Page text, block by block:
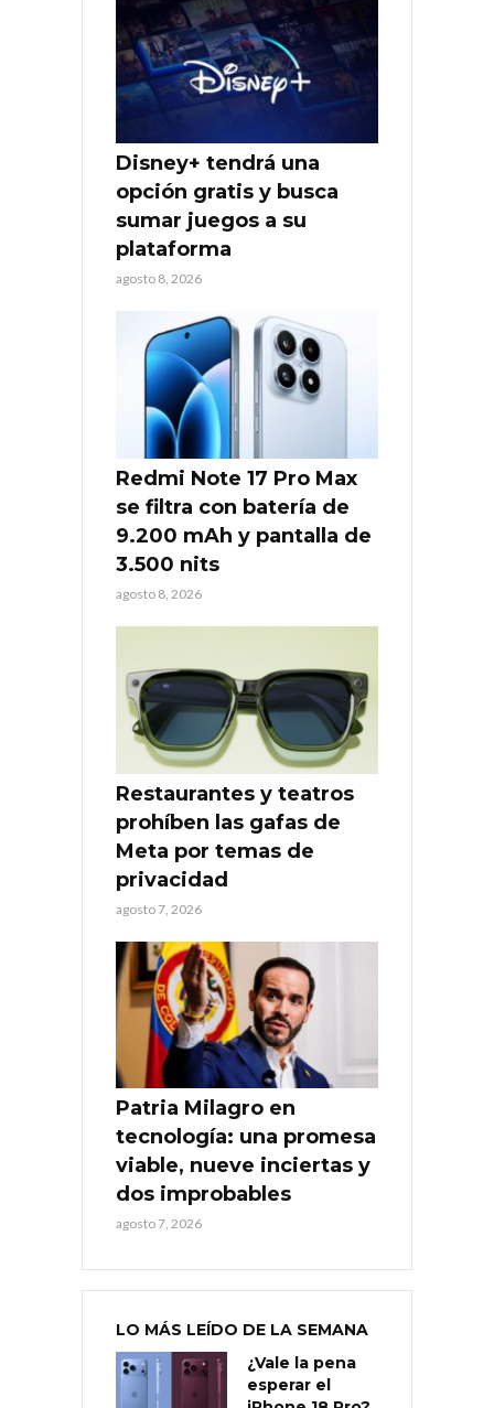
Disney+ tendrá una
opción gratis y busca
sumar juegos a su
plataforma
agosto 8, 2026
Redmi Note 17 Pro Max
se filtra con batería de
9.200 mAh y pantalla de
3.500 nits
agosto 8, 2026
Restaurantes y teatros
prohíben las gafas de
Meta por temas de
privacidad
agosto 7, 2026
Patria Milagro en
tecnología: una promesa
viable, nueve inciertas y
dos improbables
agosto 7, 2026
LO MÁS LEÍDO DE LA SEMANA
¿Vale la pena
esperar el